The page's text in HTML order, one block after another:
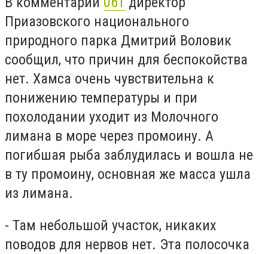
Приазовского национального
природного парка Дмитрий Воловик
сообщил, что причин для беспокойства
нет. Хамса очень чувствительна к
понижению температуры и при
похолодании уходит из Молочного
лимана в море через промоину. А
погибшая рыба заблудилась и вошла не
в ту промоину, основная же масса ушла
из лимана.
- Там небольшой участок, никаких
поводов для нервов нет. Эта полосочка